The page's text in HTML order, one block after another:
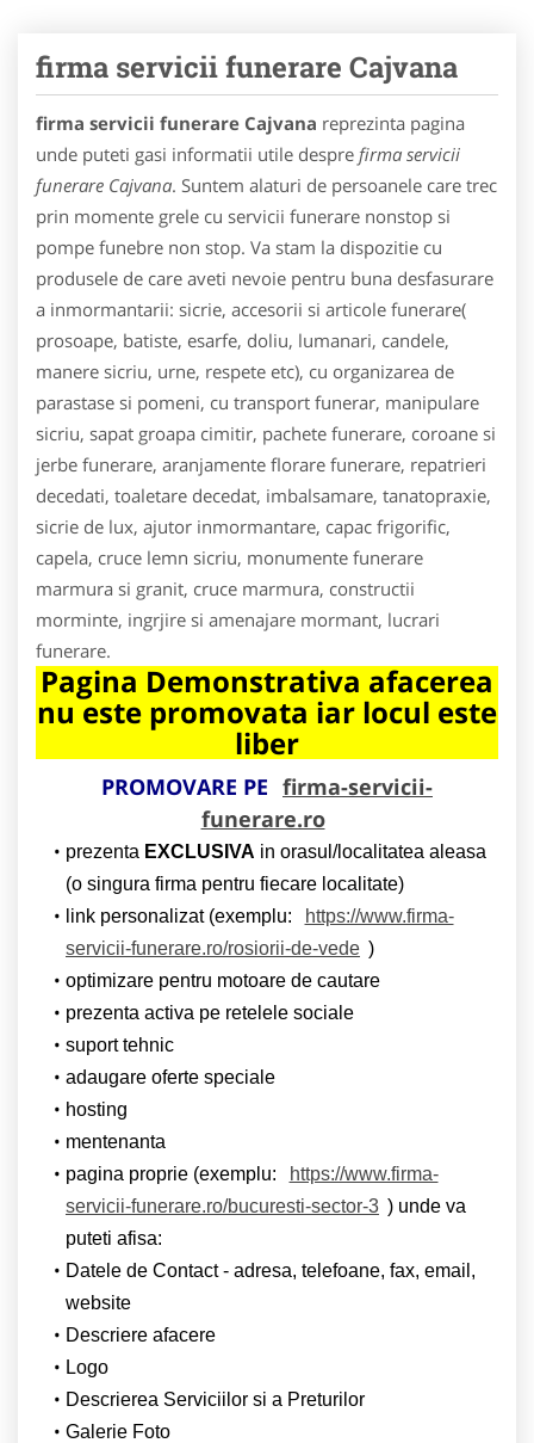
firma servicii funerare Cajvana
firma servicii funerare Cajvana reprezinta pagina
unde puteti gasi informatii utile despre firma servicii
funerare Cajvana. Suntem alaturi de persoanele care trec
prin momente grele cu servicii funerare nonstop si
pompe funebre non stop. Va stam la dispozitie cu
produsele de care aveti nevoie pentru buna desfasurare
a inmormantarii: sicrie, accesorii si articole funerare(
prosoape, batiste, esarfe, doliu, lumanari, candele,
manere sicriu, urne, respete etc), cu organizarea de
parastase si pomeni, cu transport funerar, manipulare
sicriu, sapat groapa cimitir, pachete funerare, coroane si
jerbe funerare, aranjamente florare funerare, repatrieri
decedati, toaletare decedat, imbalsamare, tanatopraxie,
sicrie de lux, ajutor inmormantare, capac frigorific,
capela, cruce lemn sicriu, monumente funerare
marmura si granit, cruce marmura, constructii
morminte, ingrjire si amenajare mormant, lucrari
funerare.
Pagina Demonstrativa afacerea
nu este promovata iar locul este
liber
PROMOVARE PE firma-servicii-
funerare.ro
prezenta EXCLUSIVA in orasul/localitatea aleasa
(o singura firma pentru fiecare localitate)
link personalizat (exemplu:
https://www.firma-
servicii-funerare.ro/rosiorii-de-vede )
optimizare pentru motoare de cautare
prezenta activa pe retelele sociale
suport tehnic
adaugare oferte speciale
hosting
mentenanta
pagina proprie (exemplu:
https://www.firma-
servicii-funerare.ro/bucuresti-sector-3 ) unde va
puteti afisa:
Datele de Contact - adresa, telefoane, fax, email,
website
Descriere afacere
Logo
Descrierea Serviciilor si a Preturilor
Galerie Foto